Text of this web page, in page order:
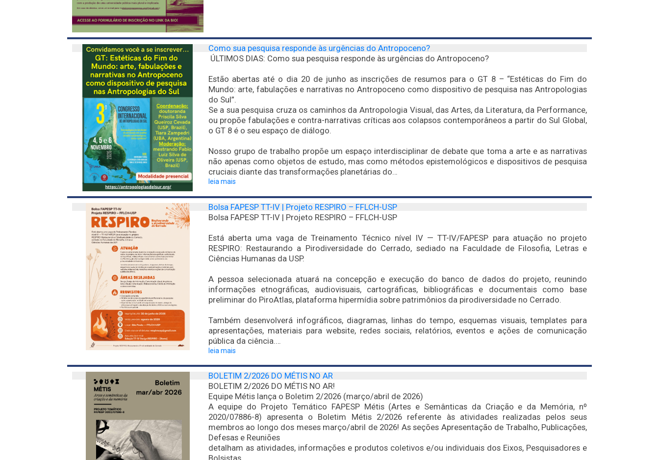
Como sua pesquisa responde às urgências do Antropoceno?
ÚLTIMOS DIAS: Como sua pesquisa responde às urgências do Antropoceno?
Estão abertas até o dia 20 de junho as inscrições de resumos para o GT 8 – “Estéticas do Fim do
Mundo: arte, fabulações e narrativas no Antropoceno como dispositivo de pesquisa nas Antropologias
do Sul”.
Se a sua pesquisa cruza os caminhos da Antropologia Visual, das Artes, da Literatura, da Performance,
ou propõe fabulações e contra-narrativas críticas aos colapsos contemporâneos a partir do Sul Global,
o GT 8 é o seu espaço de diálogo.
Nosso grupo de trabalho propõe um espaço interdisciplinar de debate que toma a arte e as narrativas
não apenas como objetos de estudo, mas como métodos epistemológicos e dispositivos de pesquisa
cruciais diante das transformações planetárias do…
leia mais
Bolsa FAPESP TT-IV | Projeto RESPIRO – FFLCH-USP
Bolsa FAPESP TT-IV | Projeto RESPIRO – FFLCH-USP
Está aberta uma vaga de Treinamento Técnico nível IV — TT-IV/FAPESP para atuação no projeto
RESPIRO: Restaurando a Pirodiversidade do Cerrado, sediado na Faculdade de Filosofia, Letras e
Ciências Humanas da USP.
A pessoa selecionada atuará na concepção e execução do banco de dados do projeto, reunindo
informações etnográficas, audiovisuais, cartográficas, bibliográficas e documentais como base
preliminar do PiroAtlas, plataforma hipermídia sobre patrimônios da pirodiversidade no Cerrado.
Também desenvolverá infográficos, diagramas, linhas do tempo, esquemas visuais, templates para
apresentações, materiais para website, redes sociais, relatórios, eventos e ações de comunicação
pública da ciência.…
leia mais
BOLETIM 2/2026 DO MÉTIS NO AR
BOLETIM 2/2026 DO MÉTIS NO AR!
Equipe Métis lança o Boletim 2/2026 (março/abril de 2026)
A equipe do Projeto Temático FAPESP Métis (Artes e Semânticas da Criação e da Memória, nº
2020/07886-8) apresenta o Boletim Métis 2/2026 referente às atividades realizadas pelos seus
membros ao longo dos meses março/abril de 2026! As seções Apresentação de Trabalho, Publicações,
Defesas e Reuniões
detalham as atividades, informações e produtos coletivos e/ou individuais dos Eixos, Pesquisadores e